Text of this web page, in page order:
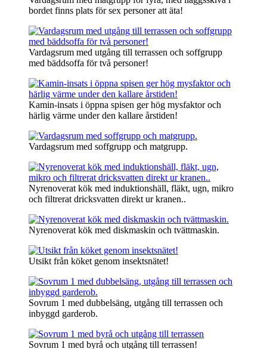
bordet finns plats för sex personer att äta!
Vardagsrum med utgång till terrassen och soffgrupp
med bäddsoffa för två personer!
Kamin-insats i öppna spisen ger hög mysfaktor och
härlig värme under den kallare årstiden!
Vardagsrum med soffgrupp och matgrupp.
Nyrenoverat kök med induktionshäll, fläkt, ugn, mikro
och filtrerat dricksvatten direkt ur kranen..
Nyrenoverat kök med diskmaskin och tvättmaskin.
Utsikt från köket genom insektsnätet!
Sovrum 1 med dubbelsäng, utgång till terrassen och
inbyggd garderob.
Sovrum 1 med byrå och utgång till terrassen!